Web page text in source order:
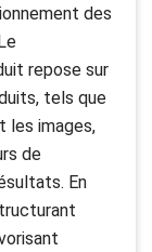
des
repose sur
tels que
les images,
de
En